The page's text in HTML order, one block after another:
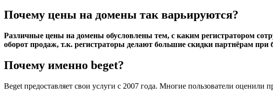
Почему цены на домены так варьируются?
Различные цены на домены обусловлены тем, с каким регистратором
оборот продаж, т.к. регистраторы делают большие скидки партнёрам при
Почему именно beget?
Beget предоставляет свои услуги с 2007 года. Многие пользователи